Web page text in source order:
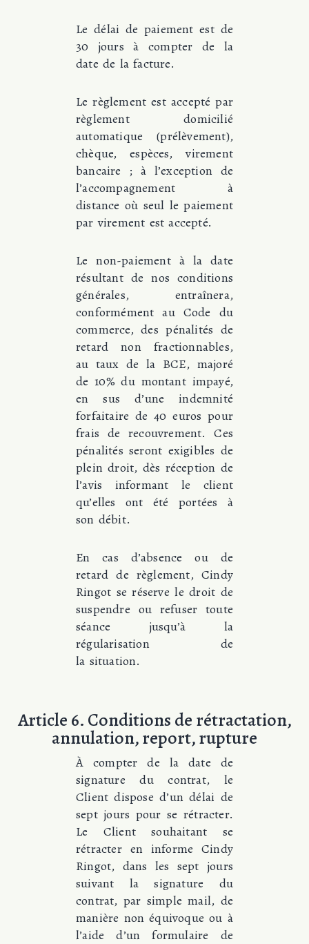
Le délai de paiement est de
30 jours à compter de la
date de la facture.
Le règlement est accepté par
règlement domicilié
automatique (prélèvement),
chèque, espèces, virement
bancaire ; à l’exception de
l’accompagnement à
distance où seul le paiement
par virement est accepté.
Le non-paiement à la date
résultant de nos conditions
générales, entraînera,
conformément au Code du
commerce, des pénalités de
retard non fractionnables,
au taux de la BCE, majoré
de 10% du montant impayé,
en sus d’une indemnité
forfaitaire de 40 euros pour
frais de recouvrement. Ces
pénalités seront exigibles de
plein droit, dès réception de
l’avis informant le client
qu’elles ont été portées à
son débit.
En cas d’absence ou de
retard de règlement, Cindy
Ringot se réserve le droit de
suspendre ou refuser toute
séance jusqu’à la
régularisation de
la situation.
Article 6. Conditions de rétractation,
annulation, report, rupture
À compter de la date de
signature du contrat, le
Client dispose d’un délai de
sept jours pour se rétracter.
Le Client souhaitant se
rétracter en informe Cindy
Ringot, dans les sept jours
suivant la signature du
contrat, par simple mail, de
manière non équivoque ou à
l’aide d’un formulaire de